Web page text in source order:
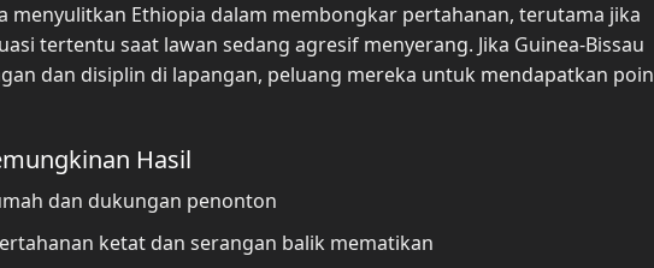
menyulitkan Ethiopia dalam membongkar pertahanan, terutama jika
tertentu saat lawan sedang agresif menyerang. Jika Guinea-Bissau
dan disiplin di lapangan, peluang mereka untuk mendapatkan poin
Hasil
dan dukungan penonton
ketat dan serangan balik mematikan